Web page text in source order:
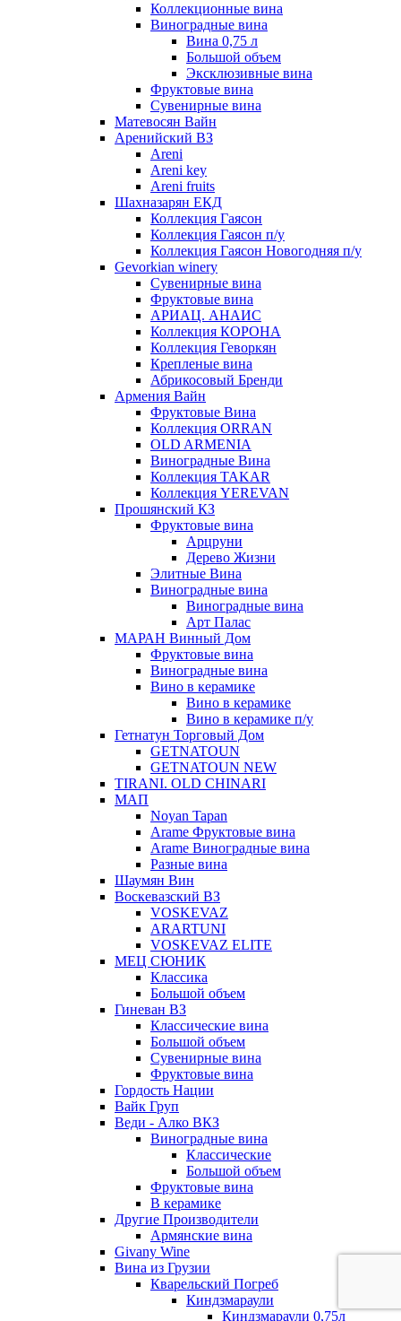
Коллекционные вина
Виноградные вина
Вина 0,75 л
Большой объем
Эксклюзивные вина
Фруктовые вина
Cувенирные вина
Матевосян Вайн
Аренийский ВЗ
Areni
Areni key
Areni fruits
Шахназарян ЕКД
Коллекция Гаясон
Коллекция Гаясон п/у
Коллекция Гаясон Новогодняя п/у
Gevorkian winery
Сувенирные вина
Фруктовые вина
АРИАЦ. АНАИС
Коллекция КОРОНА
Коллекция Геворкян
Крепленые вина
Абрикосовый Бренди
Армения Вайн
Фруктовые Вина
Коллекция ORRAN
OLD ARMENIA
Виноградные Вина
Коллекция TAKAR
Коллекция YEREVAN
Прошянский КЗ
Фруктовые вина
Арцруни
Дерево Жизни
Элитные Вина
Виноградные вина
Виноградные вина
Арт Палас
МАРАН Винный Дом
Фруктовые вина
Виноградные вина
Вино в керамике
Вино в керамике
Вино в керамике п/у
Гетнатун Торговый Дом
GETNATOUN
GETNATOUN NEW
TIRANI. OLD CHINARI
МАП
Noyan Tapan
Arame Фруктовые вина
Arame Виноградные вина
Разные вина
Шаумян Вин
Воскевазский ВЗ
VOSKEVAZ
ARARTUNI
VOSKEVAZ ELITE
МЕЦ СЮНИК
Классика
Большой объем
Гиневан ВЗ
Классические вина
Большой объем
Сувенирные вина
Фруктовые вина
Гордость Нации
Вайк Груп
Веди - Алко ВКЗ
Виноградные вина
Классические
Большой объем
Фруктовые вина
В керамике
Другие Производители
Армянские вина
Givany Wine
Вина из Грузии
Кварельский Погреб
Киндзмараули
Киндзмараули 0,75л